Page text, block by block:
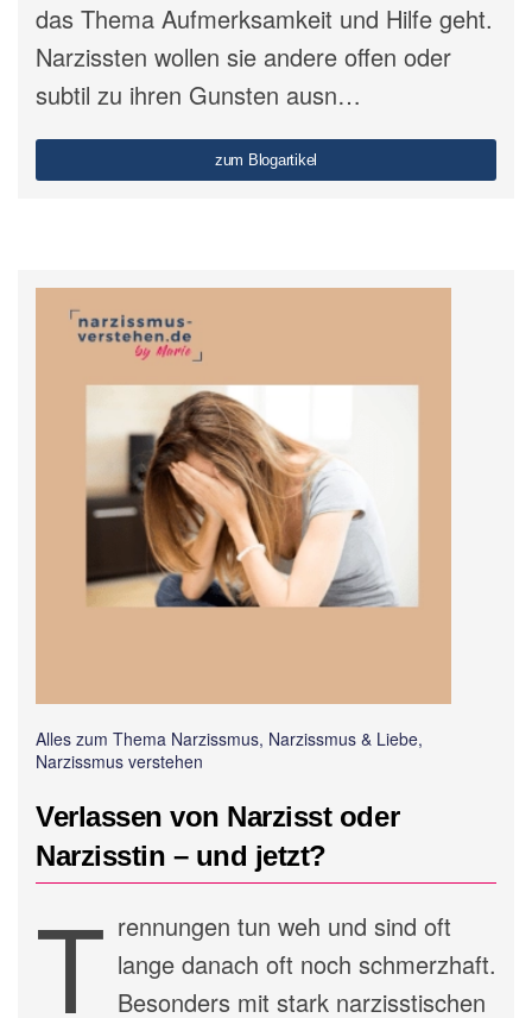
das Thema Aufmerksamkeit und Hilfe geht.
Narzissten wollen sie andere offen oder
subtil zu ihren Gunsten ausn…
zum Blogartikel
Alles zum Thema Narzissmus, Narzissmus & Liebe,
Narzissmus verstehen
Verlassen von Narzisst oder
Narzisstin – und jetzt?
T rennungen tun weh und sind oft
lange danach oft noch schmerzhaft.
Besonders mit stark narzisstischen